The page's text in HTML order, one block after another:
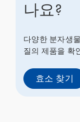
나요?
다양한 분자생
질의 제품을 확
효소 찾기